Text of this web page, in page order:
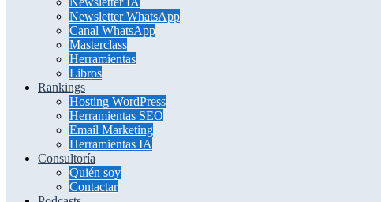
Newsletter WhatsApp
Canal WhatsApp
Masterclass
Herramientas
Libros
Rankings
Hosting WordPress
Herramientas SEO
Email Marketing
Herramientas IA
Consultoría
Quién soy
Contactar